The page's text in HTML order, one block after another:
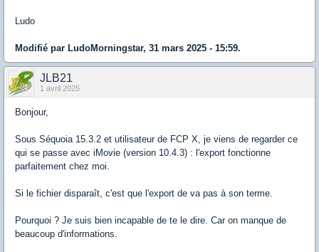
Ludo
Modifié par LudoMorningstar, 31 mars 2025 - 15:59.
JLB21
1 avril 2025
Bonjour,
Sous Séquoia 15.3.2 et utilisateur de FCP X, je viens de regarder ce
qui se passe avec iMovie (version 10.4.3) : l'export fonctionne
parfaitement chez moi.
Si le fichier disparaît, c'est que l'export de va pas à son terme.
Pourquoi ? Je suis bien incapable de te le dire. Car on manque de
beaucoup d'informations.